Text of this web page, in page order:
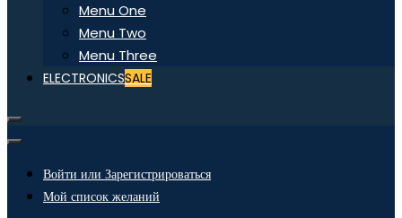
Menu One
Menu Two
Menu Three
ELECTRONICSSALE
Войти или Зарегистрироваться
Мой список желаний